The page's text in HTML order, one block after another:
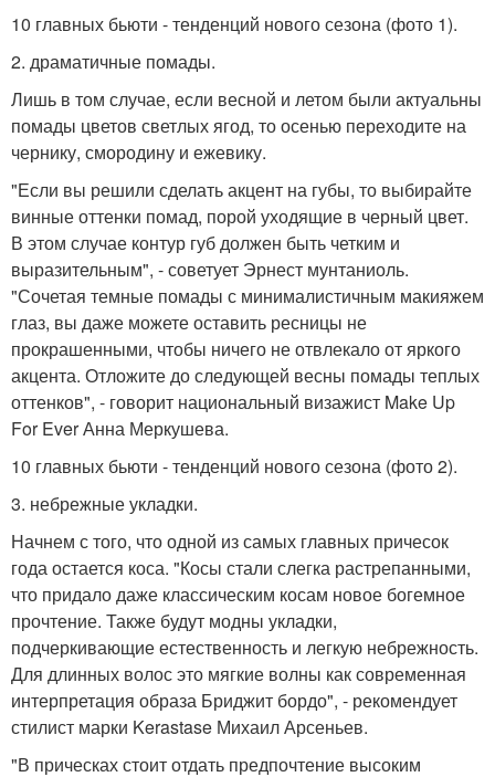
10 главных бьюти - тенденций нового сезона (фото 1).
2. драматичные помады.
Лишь в том случае, если весной и летом были актуальны
помады цветов светлых ягод, то осенью переходите на
чернику, смородину и ежевику.
"Если вы решили сделать акцент на губы, то выбирайте
винные оттенки помад, порой уходящие в черный цвет.
В этом случае контур губ должен быть четким и
выразительным", - советует Эрнест мунтаниоль.
"Сочетая темные помады с минималистичным макияжем
глаз, вы даже можете оставить ресницы не
прокрашенными, чтобы ничего не отвлекало от яркого
акцента. Отложите до следующей весны помады теплых
оттенков", - говорит национальный визажист Make Up
For Ever Анна Меркушева.
10 главных бьюти - тенденций нового сезона (фото 2).
3. небрежные укладки.
Начнем с того, что одной из самых главных причесок
года остается коса. "Косы стали слегка растрепанными,
что придало даже классическим косам новое богемное
прочтение. Также будут модны укладки,
подчеркивающие естественность и легкую небрежность.
Для длинных волос это мягкие волны как современная
интерпретация образа Бриджит бордо", - рекомендует
стилист марки Kerastase Михаил Арсеньев.
"В прическах стоит отдать предпочтение высоким